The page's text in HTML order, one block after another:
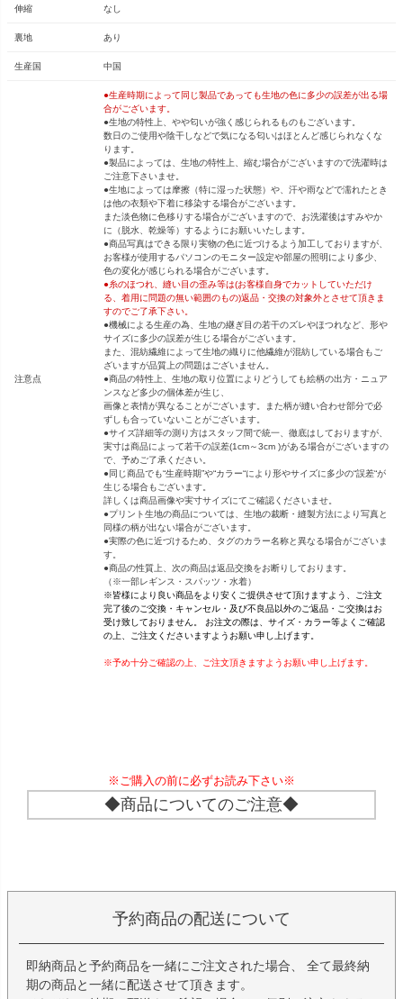
伸縮 なし
裏地 あり
生産国 中国
注意点
●生産時期によって同じ製品であっても生地の色に多少の誤差が出る場
合がございます。
●生地の特性上、やや匂いが強く感じられるものもございます。
数日のご使用や陰干しなどで気になる匂いはほとんど感じられなくな
ります。
●製品によっては、生地の特性上、縮む場合がございますので洗濯時は
ご注意下さいませ。
●生地によっては摩擦（特に湿った状態）や、汗や雨などで濡れたとき
は他の衣類や下着に移染する場合がございます。
また淡色物に色移りする場合がございますので、お洗濯後はすみやか
に（脱水、乾燥等）するようにお願いいたします。
●商品写真はできる限り実物の色に近づけるよう加工しておりますが、
お客様が使用するパソコンのモニター設定や部屋の照明により多少、
色の変化が感じられる場合がございます。
●糸のほつれ、縫い目の歪み等は(お客様自身でカットしていただけ
る、着用に問題の無い範囲のもの)返品・交換の対象外とさせて頂きま
すのでご了承下さい。
●機械による生産の為、生地の継ぎ目の若干のズレやほつれなど、形や
サイズに多少の誤差が生じる場合がございます。
また、混紡繊維によって生地の織りに他繊維が混紡している場合もご
ざいますが品質上の問題はございません。
●商品の特性上、生地の取り位置によりどうしても絵柄の出方・ニュア
ンスなど多少の個体差が生じ、
画像と表情が異なることがございます。また柄が縫い合わせ部分で必
ずしも合っていないことがございます。
●サイズ詳細等の測り方はスタッフ間で統一、徹底はしておりますが、
実寸は商品によって若干の誤差(1cm～3cm )がある場合がございますの
で、予めご了承ください。
●同じ商品でも“生産時期”や“カラー“により形やサイズに多少の“誤差“が
生じる場合もございます。
詳しくは商品画像や実寸サイズにてご確認くださいませ。
●プリント生地の商品については、生地の裁断・縫製方法により写真と
同様の柄が出ない場合がございます。
●実際の色に近づけるため、タグのカラー名称と異なる場合がございま
す。
●商品の性質上、次の商品は返品交換をお断りしております。
（※一部レギンス・スパッツ・水着）
※皆様により良い商品をより安くご提供させて頂けますよう、ご注文
完了後のご交換・キャンセル・及び不良品以外のご返品・ご交換はお
受け致しておりません。 お注文の際は、サイズ・カラー等よくご確認
の上、ご注文くださいますようお願い申し上げます。
※予め十分ご確認の上、ご注文頂きますようお願い申し上げます。
※ご購入の前に必ずお読み下さい※
◆商品についてのご注意◆
予約商品の配送について
即納商品と予約商品を一緒にご注文された場合、 全て最終納
期の商品と一緒に配送させて頂きます。